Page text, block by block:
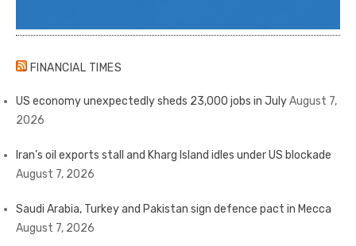
FINANCIAL TIMES
US economy unexpectedly sheds 23,000 jobs in JulyAugust 7,
2026
Iran’s oil exports stall and Kharg Island idles under US blockade
August 7, 2026
Saudi Arabia, Turkey and Pakistan sign defence pact in Mecca
August 7, 2026